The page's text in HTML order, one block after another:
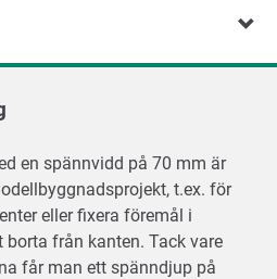
en spännvidd på 70 mm är
t.ex. för
eller fixera föremål i
från kanten. Tack vare
får man ett spänndjup på